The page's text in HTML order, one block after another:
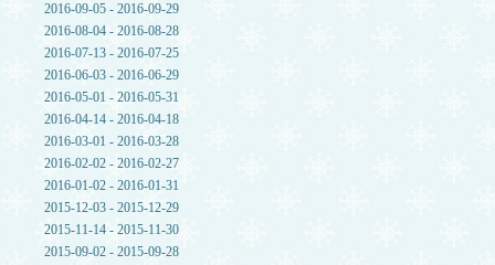
2016-09-05 - 2016-09-29
2016-08-04 - 2016-08-28
2016-07-13 - 2016-07-25
2016-06-03 - 2016-06-29
2016-05-01 - 2016-05-31
2016-04-14 - 2016-04-18
2016-03-01 - 2016-03-28
2016-02-02 - 2016-02-27
2016-01-02 - 2016-01-31
2015-12-03 - 2015-12-29
2015-11-14 - 2015-11-30
2015-09-02 - 2015-09-28